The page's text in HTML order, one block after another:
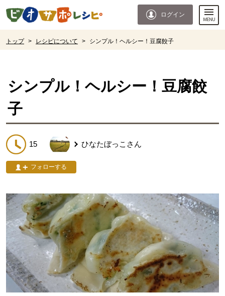
ページの先頭です。
ログイン
トップ > レシピについて > シンプル！ヘルシー！豆腐餃子
シンプル！ヘルシー！豆腐餃
子
15 ひなたぼっこ さん
フォローする